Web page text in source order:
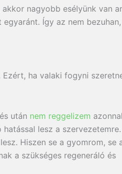
nagyobb esélyünk van
Így az nem bezuhan,
Ezért, ha valaki fogyni
után nem reggelizem
lesz a szervezetemre.
Hiszen se a gyomrom, se
a szükséges regeneráló és